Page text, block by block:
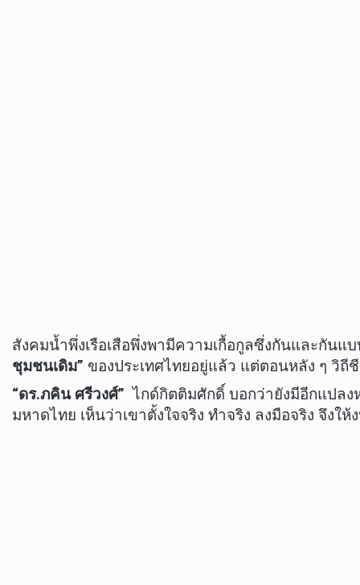
สังคมน้ำพึ่งเรือเสือพึ่งพามีความเกื้อกูลซึ่งกันและกั
ชุมชนเดิม” ของประเทศไทยอยู่แล้ว แต่ตอนหลัง ๆ วิ
“ดร.ภคิน ศรีวงศ์” ไกด์กิตติมศักดิ์ บอกว่ายังมีอีกแปล
มหาดไทย เห็นว่าเขาตั้งใจจริง ทำจริง ลงมือจริง จึงใ